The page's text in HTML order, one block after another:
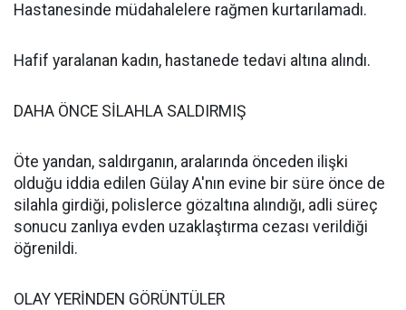
Hastanesinde müdahalelere rağmen kurtarılamadı.
Hafif yaralanan kadın, hastanede tedavi altına alındı.
DAHA ÖNCE SİLAHLA SALDIRMIŞ
Öte yandan, saldırganın, aralarında önceden ilişki
olduğu iddia edilen Gülay A'nın evine bir süre önce de
silahla girdiği, polislerce gözaltına alındığı, adli süreç
sonucu zanlıya evden uzaklaştırma cezası verildiği
öğrenildi.
OLAY YERİNDEN GÖRÜNTÜLER